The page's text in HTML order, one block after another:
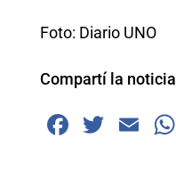
Foto: Diario UNO
Compartí la noticia
F
T
E